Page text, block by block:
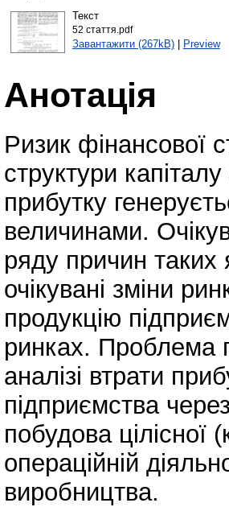
Текст
52 cтаття.pdf
Завантажити (267kB)| Preview
Анотація
Ризик фінансової
структури
прибутку
величинами.
ряду причин таких
очікувані зміни
продукцію
ринках. Проблема
аналізі втрати
підприємства
побудова цілісної
операційній
виробництва.